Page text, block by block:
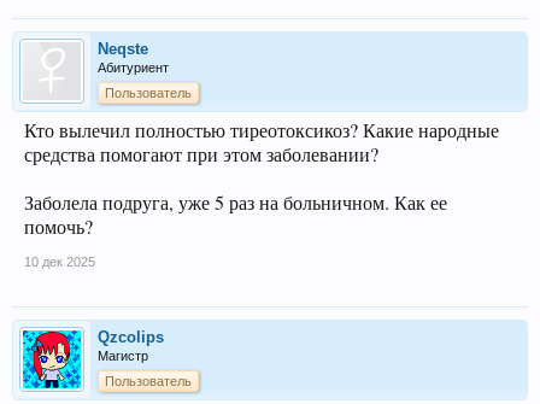
Neqste
Абитуриент
Пользователь
Кто вылечил полностью тиреотоксикоз? Какие народные
средства помогают при этом заболевании?
Заболела подруга, уже 5 раз на больничном. Как ее
помочь?
10 дек 2025
Qzcolips
Магистр
Пользователь